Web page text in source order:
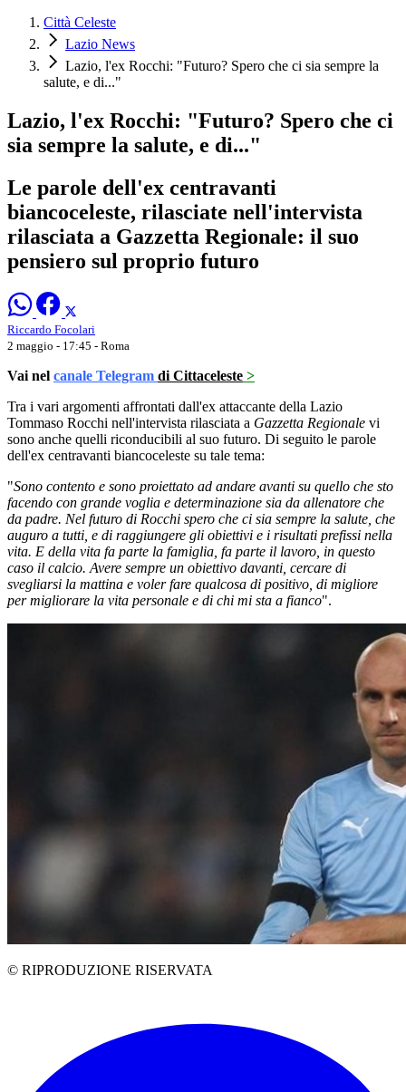
Città Celeste
Lazio News
Lazio, l'ex Rocchi: "Futuro? Spero che ci sia sempre la
salute, e di..."
Lazio, l'ex Rocchi: "Futuro? Spero che ci
sia sempre la salute, e di..."
Le parole dell'ex centravanti
biancoceleste, rilasciate nell'intervista
rilasciata a Gazzetta Regionale: il suo
pensiero sul proprio futuro
Riccardo Focolari
2 maggio - 17:45 - Roma
Vai nel canale Telegram di Cittaceleste >
Tra i vari argomenti affrontati dall'ex attaccante della Lazio
Tommaso Rocchi nell'intervista rilasciata a Gazzetta Regionale vi
sono anche quelli riconducibili al suo futuro. Di seguito le parole
dell'ex centravanti biancoceleste su tale tema:
"Sono contento e sono proiettato ad andare avanti su quello che sto
facendo con grande voglia e determinazione sia da allenatore che
da padre. Nel futuro di Rocchi spero che ci sia sempre la salute, che
auguro a tutti, e di raggiungere gli obiettivi e i risultati prefissi nella
vita. E della vita fa parte la famiglia, fa parte il lavoro, in questo
caso il calcio. Avere sempre un obiettivo davanti, cercare di
svegliarsi la mattina e voler fare qualcosa di positivo, di migliore
per migliorare la vita personale e di chi mi sta a fianco".
© RIPRODUZIONE RISERVATA